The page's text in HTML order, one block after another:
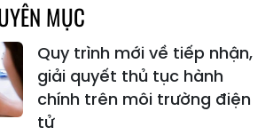
MỤC
Quy trình mới về tiếp nhận,
giải quyết thủ tục hành
chính trên môi trường điện
tử